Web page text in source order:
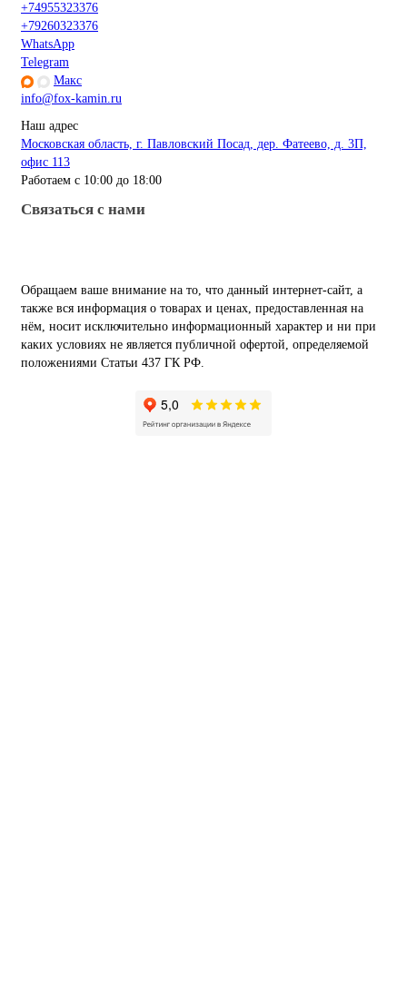
+74955323376
+79260323376
WhatsApp
Telegram
Макс
info@fox-kamin.ru
Наш адрес
Московская область, г. Павловский Посад, дер. Фатеево, д. 3П,
офис 113
Работаем с 10:00 до 18:00
Связаться с нами
Обращаем ваше внимание на то, что данный интернет-сайт, а
также вся информация о товарах и ценах, предоставленная на
нём, носит исключительно информационный характер и ни при
каких условиях не является публичной офертой, определяемой
положениями Статьи 437 ГК РФ.